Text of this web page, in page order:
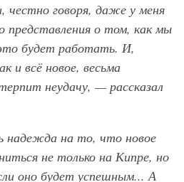
честно говоря, даже у меня
представления о том, как мы
будет работать. И,
и всё новое, весьма
неудачу, — рассказал
на то, что новое
не только на Кипре, но
оно будет успешным... А